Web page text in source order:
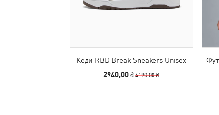
Кеди RBD Break Sneakers Unisex
2940,00 ₴4190,00 ₴